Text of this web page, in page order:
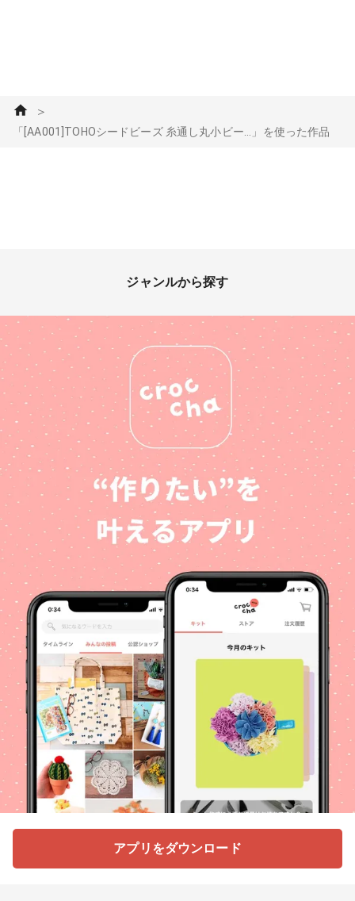
＞
「[AA001]TOHOシードビーズ 糸通し丸小ビー...」を使った作品
ジャンルから探す
アプリをダウンロード